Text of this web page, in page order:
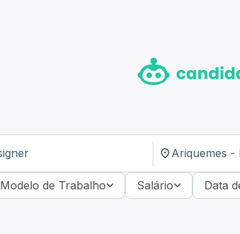
Modelo de Trabalho Salário Data